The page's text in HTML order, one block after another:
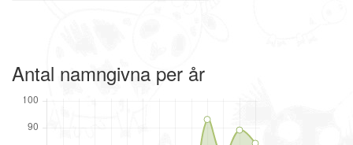
Antal namngivna per år